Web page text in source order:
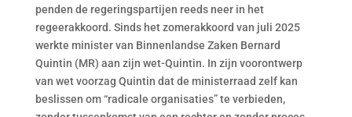
penden de regeringspartijen reeds neer in het
regeerakkoord. Sinds het zomerakkoord van juli 2025
werkte minister van Binnenlandse Zaken Bernard
Quintin (MR) aan zijn wet-Quintin. In zijn voorontwerp
van wet voorzag Quintin dat de ministerraad zelf kan
beslissen om “radicale organisaties” te verbieden,